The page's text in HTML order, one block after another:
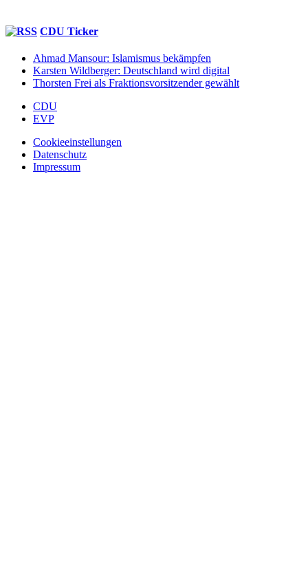
CDU Ticker
Ahmad Mansour: Islamismus bekämpfen
Karsten Wildberger: Deutschland wird digital
Thorsten Frei als Fraktionsvorsitzender gewählt
CDU
EVP
Cookieeinstellungen
Datenschutz
Impressum